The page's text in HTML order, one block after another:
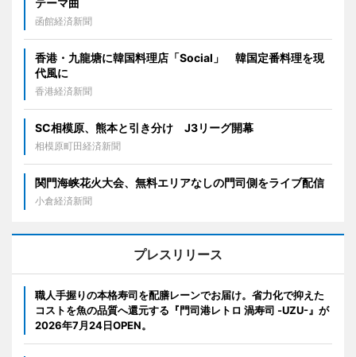
テーマ曲
函館経済新聞
香港・九龍塘に韓国料理店「Social」 韓国定番料理を現
代風に
香港経済新聞
SC相模原、熊本と引き分け J3リーグ開幕
相模原町田経済新聞
関門海峡花火大会、無料エリアなしの門司側をライブ配信
小倉経済新聞
プレスリリース
職人手握りの本格寿司を配膳レーンでお届け。省力化で抑えた
コストを魚の品質へ還元する『門司港レトロ 渦寿司 -UZU-』が
2026年7月24日OPEN。